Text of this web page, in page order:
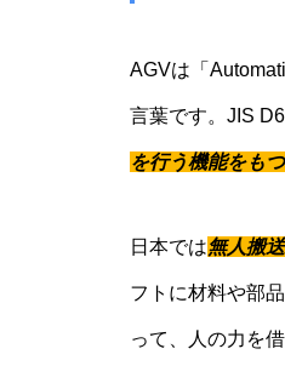
AGVは「
言葉です。JIS
を行う機能をも
日本では無人搬
フトに材料や部
って、人の力を